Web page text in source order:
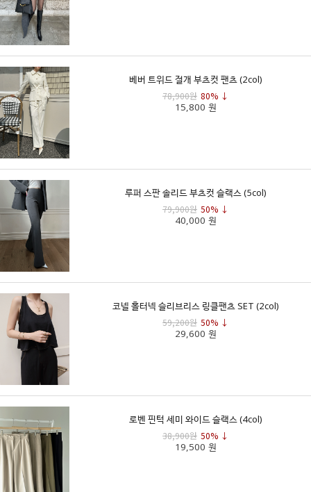
베버 트위드 절개 부츠컷 팬츠 (2col)
78,900원 80% ↓
15,800 원
루퍼 스판 솔리드 부츠컷 슬랙스 (5col)
79,900원 50% ↓
40,000 원
코넬 홀터넥 슬리브리스 링클팬츠 SET (2col)
59,200원 50% ↓
29,600 원
로벤 핀턱 세미 와이드 슬랙스 (4col)
38,900원 50% ↓
19,500 원